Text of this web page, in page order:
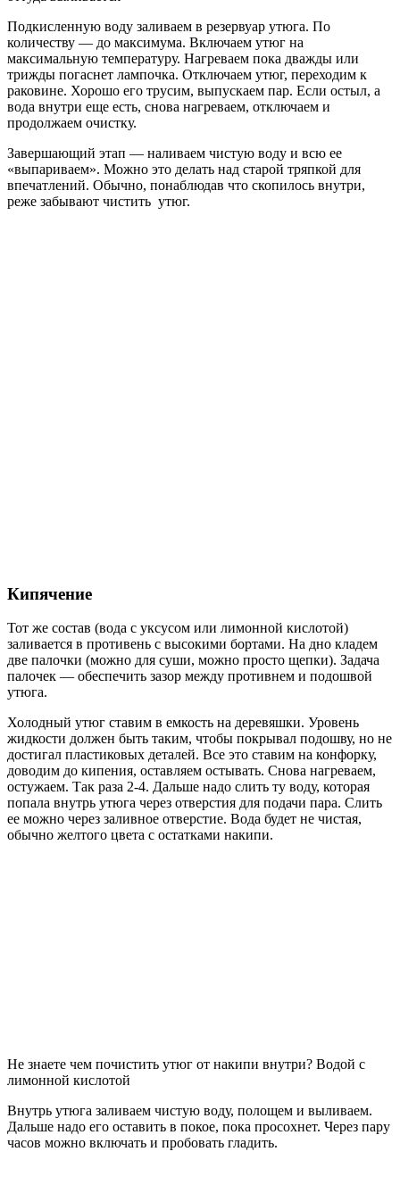
Подкисленную воду заливаем в резервуар утюга. По
количеству — до максимума. Включаем утюг на
максимальную температуру. Нагреваем пока дважды или
трижды погаснет лампочка. Отключаем утюг, переходим к
раковине. Хорошо его трусим, выпускаем пар. Если остыл, а
вода внутри еще есть, снова нагреваем, отключаем и
продолжаем очистку.
Завершающий этап — наливаем чистую воду и всю ее
«выпариваем». Можно это делать над старой тряпкой для
впечатлений. Обычно, понаблюдав что скопилось внутри,
реже забывают чистить утюг.
Кипячение
Тот же состав (вода с уксусом или лимонной кислотой)
заливается в противень с высокими бортами. На дно кладем
две палочки (можно для суши, можно просто щепки). Задача
палочек — обеспечить зазор между противнем и подошвой
утюга.
Холодный утюг ставим в емкость на деревяшки. Уровень
жидкости должен быть таким, чтобы покрывал подошву, но не
достигал пластиковых деталей. Все это ставим на конфорку,
доводим до кипения, оставляем остывать. Снова нагреваем,
остужаем. Так раза 2-4. Дальше надо слить ту воду, которая
попала внутрь утюга через отверстия для подачи пара. Слить
ее можно через заливное отверстие. Вода будет не чистая,
обычно желтого цвета с остатками накипи.
Не знаете чем почистить утюг от накипи внутри? Водой с
лимонной кислотой
Внутрь утюга заливаем чистую воду, полощем и выливаем.
Дальше надо его оставить в покое, пока просохнет. Через пару
часов можно включать и пробовать гладить.